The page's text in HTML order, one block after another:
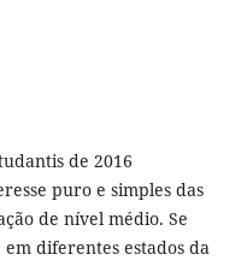
de 2016
puro e simples das
de nível médio. Se
diferentes estados da